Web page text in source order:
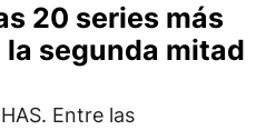
20 series más
segunda mitad
Entre las